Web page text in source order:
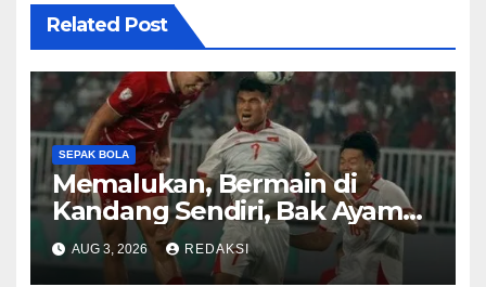
Related Post
SEPAK BOLA
Memalukan, Bermain di
Kandang Sendiri, Bak Ayam
Sayur Timnas Indonesia
Dibenamkan Vietnam
AUG 3, 2026 REDAKSI